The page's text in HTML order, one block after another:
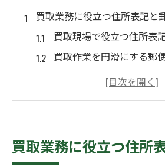
買取業務に役立つ住所表記と
買取現場で役立つ住所表
買取作業を円滑にする郵
買取で誤配送を防ぐ正し
法
買取業務に役立つ住所